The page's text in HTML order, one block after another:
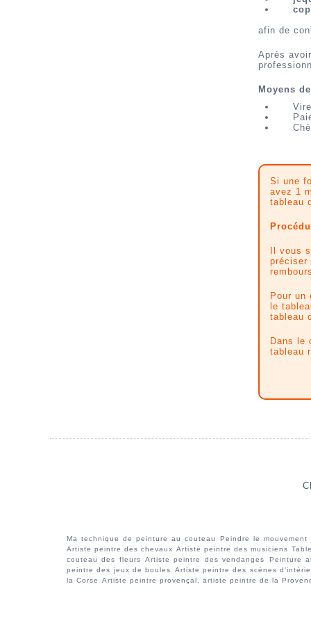
afin de
Après
Moyens
Si une
avez 1
tableau
Il vous
préciser
Pour
le
tableau
Dans le
tableau
Ma technique de peinture au couteau
Peindre le mouvement
Artiste peintre des chevaux Artiste peintre des musiciens
couteau des fleurs
Artiste peintre des vendanges
Peinture
peintre des jeux de boules
Artiste peintre des scènes
la Corse
Artiste peintre provençal, artiste peintre de la